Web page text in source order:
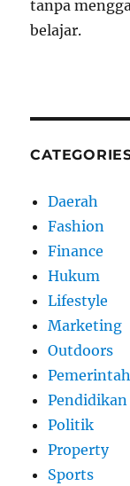
tanpa
belajar.
Daerah
Fashion
Finance
Hukum
Lifestyle
Marketing
Outdoors
Pemerintah
Pendidikan
Politik
Property
Sports